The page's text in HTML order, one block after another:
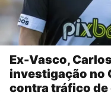
Ex-Vasco,
investigação no
contra tráfico de